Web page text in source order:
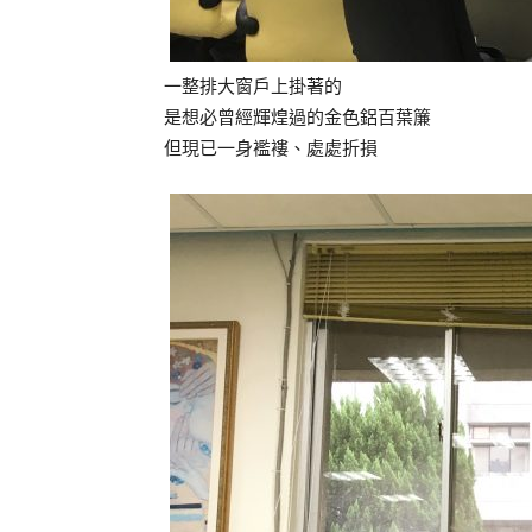
一整排大窗戶上掛著的
是想必曾經輝煌過的金色鋁百葉簾
但現已一身襤褸、處處折損